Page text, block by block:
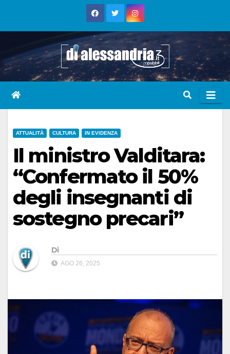
ATTUALITÀ CULTURA IN EVIDENZA
Il ministro Valditara:
“Confermato il 50%
degli insegnanti di
sostegno precari”
Di
AGO 26, 2025